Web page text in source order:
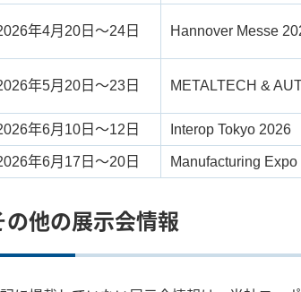
年4月20日～24日 Hannover Messe
年5月20日～23日 METALTECH &
年6月10日～12日 Interop Tokyo 2026
年6月17日～20日 Manufacturing Expo
の他の展示会情報